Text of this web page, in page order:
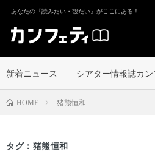
あなたの『読みたい・観たい』がここにある！
新着ニュース シアター情報誌カン
HOME 猪熊恒和
タグ：猪熊恒和